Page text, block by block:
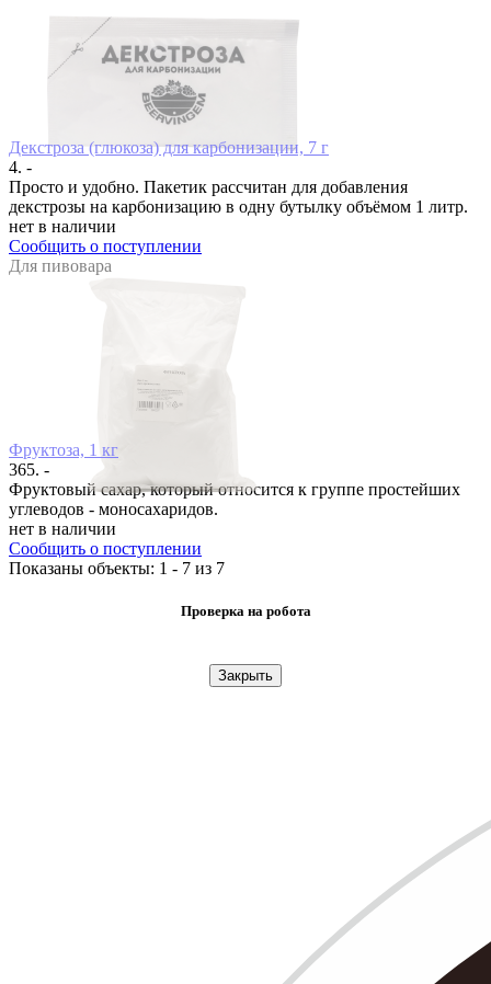
Декстроза (глюкоза) для карбонизации, 7 г
4. -
Просто и удобно. Пакетик рассчитан для добавления
декстрозы на карбонизацию в одну бутылку объёмом 1 литр.
нет в наличии
Сообщить о поступлении
Для пивовара
Фруктоза, 1 кг
365. -
Фруктовый сахар, который относится к группе простейших
углеводов - моносахаридов.
нет в наличии
Сообщить о поступлении
Показаны объекты: 1 - 7 из 7
Проверка на робота
Закрыть